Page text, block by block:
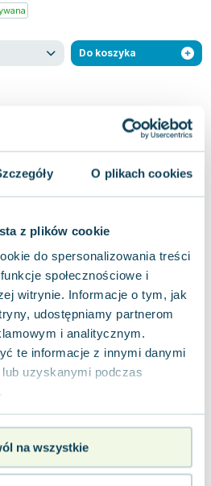
O plikach cookies
z plików cookie
do spersonalizowania treści
społecznościowe i
witrynie. Informacje o tym, jak
udostępniamy partnerom
i analitycznym.
te informacje z innymi danymi
uzyskanymi podczas
na wszystkie
Do koszyka